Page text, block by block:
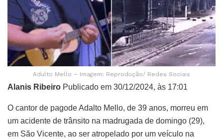
Adulto Mello – Imagem: Reprodução/ Redes Sociais
Alanis Ribeiro Publicado em 30/12/2024, às 17:01
O cantor de pagode Adalto Mello, de 39 anos, morreu em
um acidente de trânsito na madrugada de domingo (29),
em São Vicente, ao ser atropelado por um veículo na